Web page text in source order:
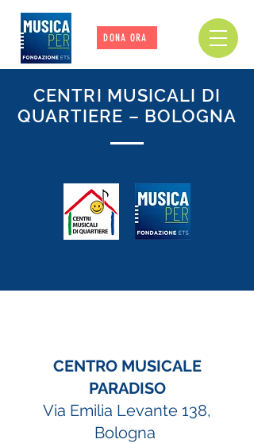
DONA ORA
CENTRI MUSICALI DI
QUARTIERE – BOLOGNA
CENTRO MUSICALE
PARADISO
Via Emilia Levante 138,
Bologna